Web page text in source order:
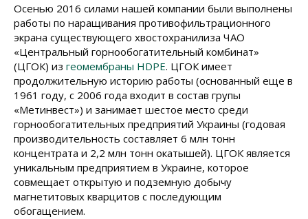
Осенью 2016 силами нашей компании были выполнены
работы по наращивания противофильтрационного
экрана существующего хвостохранилиза ЧАО
«Центральный горнообогатительный комбинат»
(ЦГОК) из геомембраны HDPE. ЦГОК имеет
продолжительную историю работы (основанный еще в
1961 году, с 2006 года входит в состав групы
«Метинвест») и занимает шестое место среди
горнообогатительных предприятий Украины (годовая
производительность составляет 6 млн тонн
концентрата и 2,2 млн тонн окатышей). ЦГОК является
уникальным предприятием в Украине, которое
совмещает открытую и подземную добычу
магнетитовых кварцитов с последующим
обогащением.